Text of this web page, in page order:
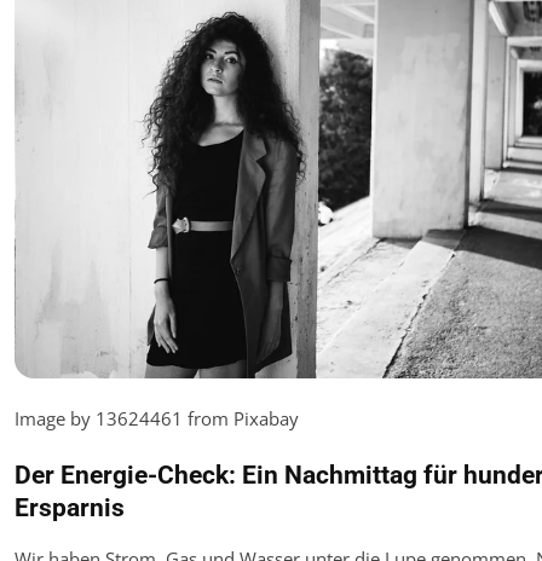
Image by 13624461 from Pixabay
Der Energie-Check: Ein Nachmittag für
Ersparnis